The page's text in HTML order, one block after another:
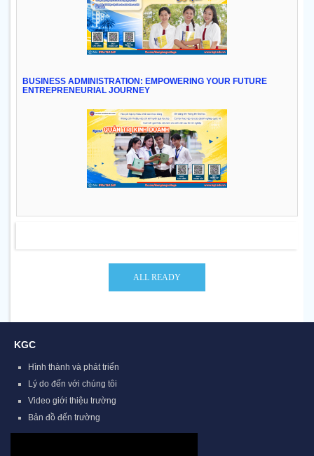
BUSINESS ADMINISTRATION: EMPOWERING YOUR FUTURE
ENTREPRENEURIAL JOURNEY
KGC
Hình thành và phát triển
Lý do đến với chúng tôi
Video giới thiệu trường
Bản đồ đến trường